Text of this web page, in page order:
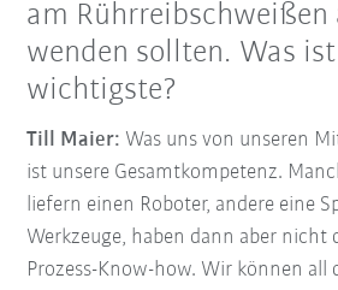
am Rührreibschweißen
wenden sollten. Was
wichtigste?
Till Maier: Was uns von unseren
ist unsere Gesamtkompetenz.
liefern einen Roboter, andere eine
Werkzeuge, haben dann aber nicht
Prozess-Know-how. Wir können all